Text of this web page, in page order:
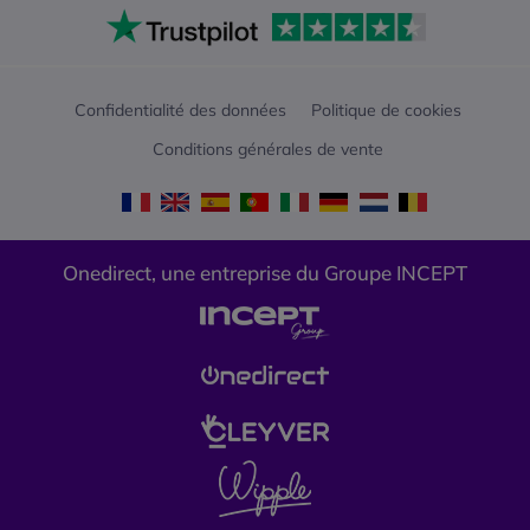
Confidentialité des données
Politique de cookies
Conditions générales de vente
Onedirect, une entreprise du Groupe INCEPT